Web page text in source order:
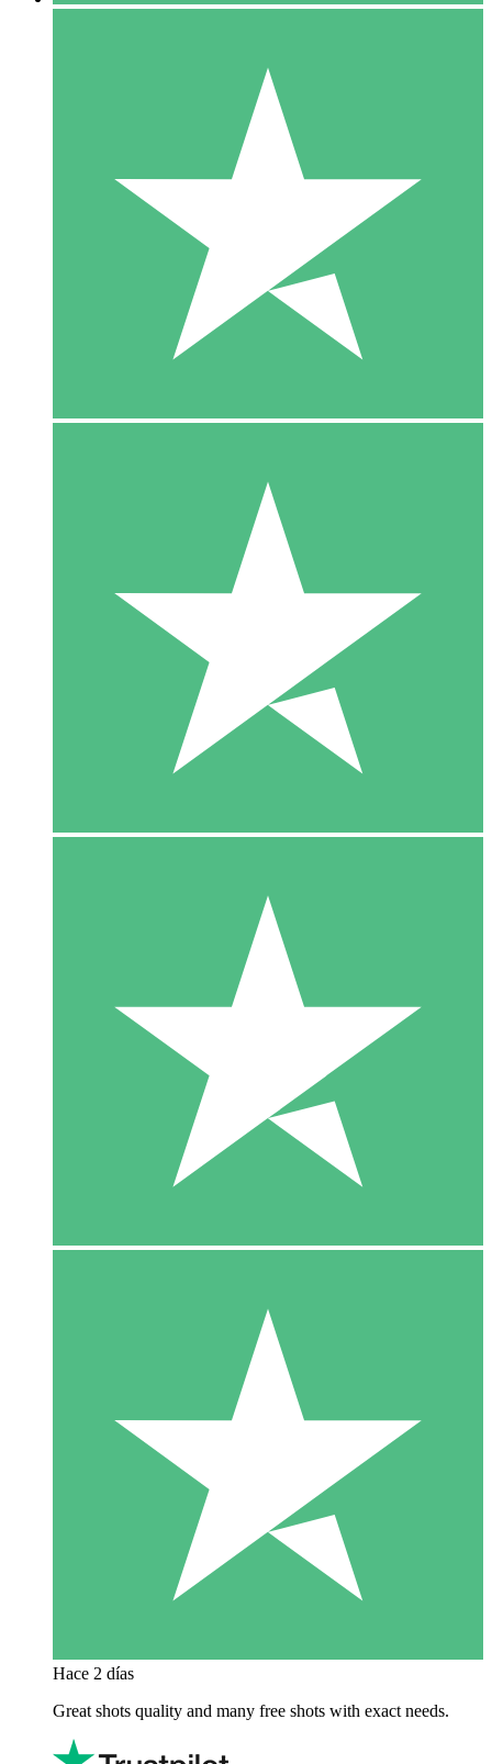
Hace 2 días
Great shots quality and many free shots with exact needs.